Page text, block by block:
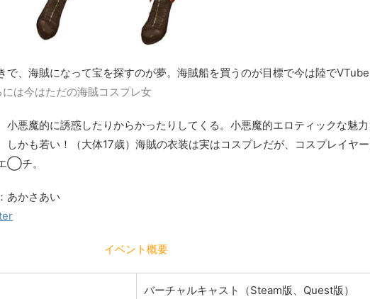
で、海賊になって宝を探すのが夢。海賊船を買うのが目標で今は陸で
は今はただの海賊コスプレ女
小悪魔的に誘惑したりからかったりしてくる。小悪魔的エロティックな魅
しかも若い！（大体17歳）海賊の衣装は実はコスプレだが、コスプレイヤ
◯チ。
あかさあい
イベント概要
バーチャルキャスト（Steam版、Quest版）